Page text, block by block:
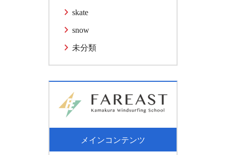
skate
snow
未分類
メインコンテンツ